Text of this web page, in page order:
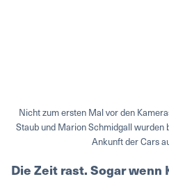
Nicht zum ersten Mal vor den
Staub und Marion Schmidgall
Ankunft der Cars
Die Zeit rast. Sogar wenn